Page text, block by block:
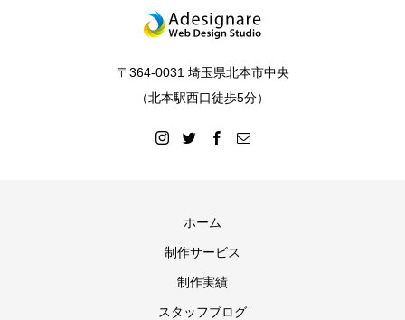
〒364-0031 埼玉県北本市中央
（北本駅西口徒歩5分）
ホーム
制作サービス
制作実績
スタッフブログ